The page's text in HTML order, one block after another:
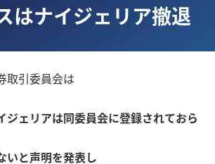
はナイジェリア撤退
取引委員会は
ジェリアは同委員会に登録されておら
いと声明を発表し